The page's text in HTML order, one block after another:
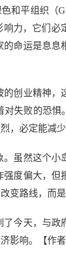
组织（
响力，它们
命运是息
业精神，
失败的恐
必定能减少
然这个小
度偏大，
路线，而
天，与政
响。【作者